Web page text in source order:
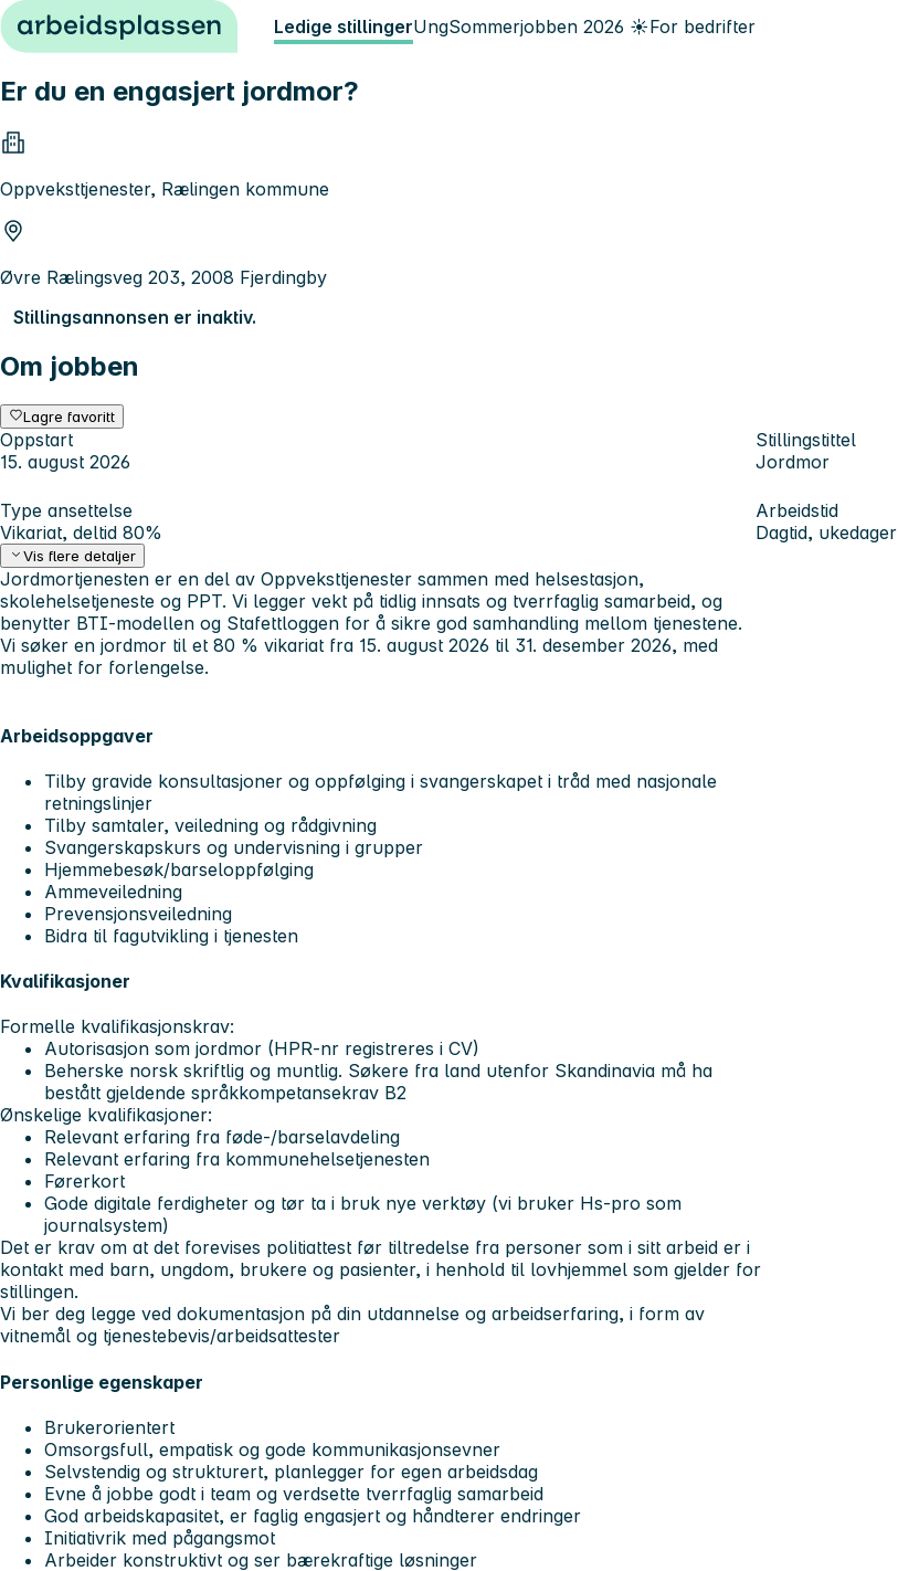
Hopp til innhold Ledige stillingerUngSommerjobben 2026 ☀️For bedrifter
Er du en engasjert jordmor?
Oppveksttjenester, Rælingen kommune
Øvre Rælingsveg 203, 2008 Fjerdingby
Stillingsannonsen er inaktiv.
Om jobben
Lagre favoritt
Oppstart
15. august 2026
Stillingstittel
Jordmor
Type ansettelse
Vikariat, deltid 80%
Arbeidstid
Dagtid, ukedager
Vis flere detaljer
Jordmortjenesten er en del av Oppveksttjenester sammen med helsestasjon,
skolehelsetjeneste og PPT. Vi legger vekt på tidlig innsats og tverrfaglig samarbeid, og
benytter BTI-modellen og Stafettloggen for å sikre god samhandling mellom tjenestene.
Vi søker en jordmor til et 80 % vikariat fra 15. august 2026 til 31. desember 2026, med
mulighet for forlengelse.
Arbeidsoppgaver
Tilby gravide konsultasjoner og oppfølging i svangerskapet i tråd med nasjonale
retningslinjer
Tilby samtaler, veiledning og rådgivning
Svangerskapskurs og undervisning i grupper
Hjemmebesøk/barseloppfølging
Ammeveiledning
Prevensjonsveiledning
Bidra til fagutvikling i tjenesten
Kvalifikasjoner
Formelle kvalifikasjonskrav:
Autorisasjon som jordmor (HPR-nr registreres i CV)
Beherske norsk skriftlig og muntlig. Søkere fra land utenfor Skandinavia må ha
bestått gjeldende språkkompetansekrav B2
Ønskelige kvalifikasjoner:
Relevant erfaring fra føde-/barselavdeling
Relevant erfaring fra kommunehelsetjenesten
Førerkort
Gode digitale ferdigheter og tør ta i bruk nye verktøy (vi bruker Hs-pro som
journalsystem)
Det er krav om at det forevises politiattest før tiltredelse fra personer som i sitt arbeid er i
kontakt med barn, ungdom, brukere og pasienter, i henhold til lovhjemmel som gjelder for
stillingen.
Vi ber deg legge ved dokumentasjon på din utdannelse og arbeidserfaring, i form av
vitnemål og tjenestebevis/arbeidsattester
Personlige egenskaper
Brukerorientert
Omsorgsfull, empatisk og gode kommunikasjonsevner
Selvstendig og strukturert, planlegger for egen arbeidsdag
Evne å jobbe godt i team og verdsette tverrfaglig samarbeid
God arbeidskapasitet, er faglig engasjert og håndterer endringer
Initiativrik med pågangsmot
Arbeider konstruktivt og ser bærekraftige løsninger